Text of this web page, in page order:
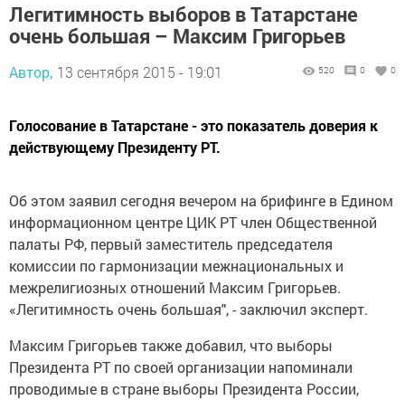
Легитимность выборов в Татарстане
очень большая – Максим Григорьев
Автор, 13 сентября 2015 - 19:01 520 0 0
Голосование в Татарстане - это показатель доверия к
действующему Президенту РТ.
Об этом заявил сегодня вечером на брифинге в Едином
информационном центре ЦИК РТ член Общественной
палаты РФ, первый заместитель председателя
комиссии по гармонизации межнациональных и
межрелигиозных отношений Максим Григорьев.
«Легитимность очень большая", - заключил эксперт.
Максим Григорьев также добавил, что выборы
Президента РТ по своей организации напоминали
проводимые в стране выборы Президента России,